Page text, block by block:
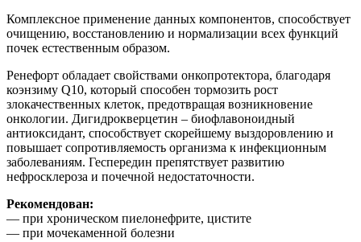
Комплексное применение данных компонентов, способствует
очищению, восстановлению и нормализации всех функций
почек естественным образом.
Ренефорт обладает свойствами онкопротектора, благодаря
коэнзиму Q10, который способен тормозить рост
злокачественных клеток, предотвращая возникновение
онкологии. Дигидрокверцетин – биофлавоноидный
антиоксидант, способствует скорейшему выздоровлению и
повышает сопротивляемость организма к инфекционным
заболеваниям. Геспередин препятствует развитию
нефросклероза и почечной недостаточности.
Рекомендован:
— при хроническом пиелонефрите, цистите
— при мочекаменной болезни